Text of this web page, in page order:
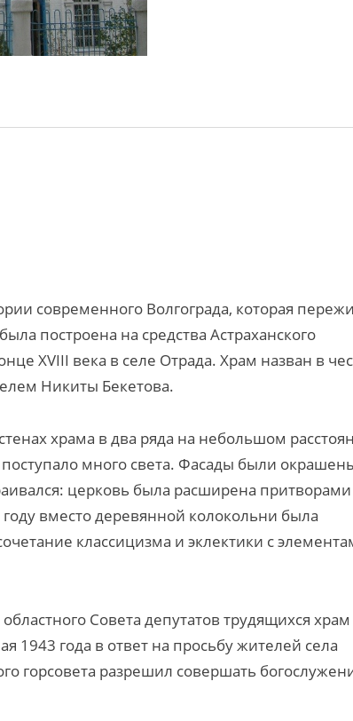
современного Волгограда, которая
построена на средства Астраханского
XVIII века в селе Отрада. Храм назван в
Никиты Бекетова.
храма в два ряда на небольшом
поступало много света. Фасады были
церковь была расширена притворами
вместо деревянной колокольни была
классицизма и эклектики с
Совета депутатов трудящихся храм
1943 года в ответ на просьбу жителей села
горсовета разрешил совершать